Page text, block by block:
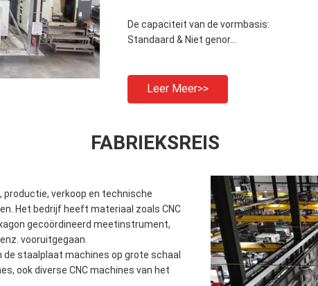
De capaciteit van de vormbasis:
Standaard & Niet genor...
Leer Meer>>
FABRIEKSREIS
productie, verkoop en technische
Het bedrijf heeft materiaal zoals CNC
gecoördineerd meetinstrument,
vooruitgegaan.
de staalplaat machines op grote schaal
ook diverse CNC machines van het